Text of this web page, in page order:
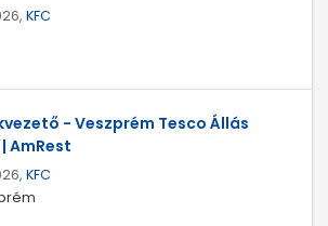
KFC
- Veszprém Tesco Állás
AmRest
KFC